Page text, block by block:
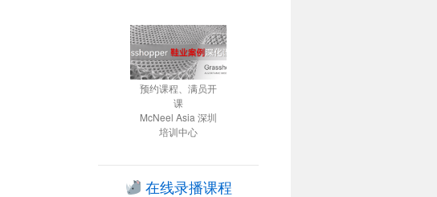
预约课程、满员开
课
McNeel Asia 深圳
培训中心
在线录播课程